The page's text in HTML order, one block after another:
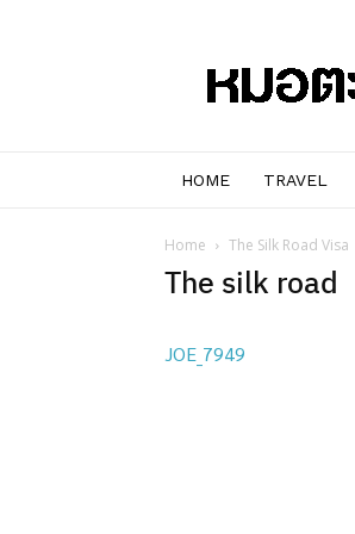
HOME TRAVEL
Home The Silk Road Visa
The silk road
JOE_7949